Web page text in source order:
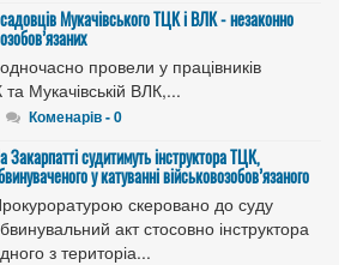
Мукачівського ТЦК і ВЛК - незаконно
одночасно провели у працівників
Мукачівській ВЛК,...
Коменарів - 0
Закарпатті судитимуть інструктора ТЦК,
у катуванні військовозобов’язаного
скеровано до суду
акт стосовно інструктора
з територіа...